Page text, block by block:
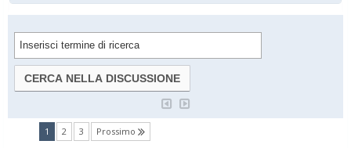
1 (current)
2 3 Prossimo